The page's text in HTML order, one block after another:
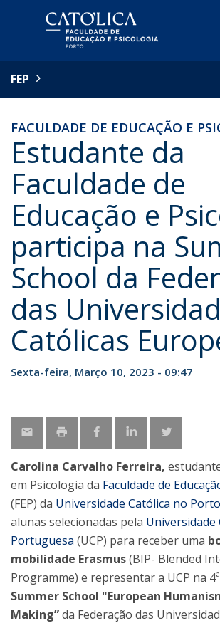
FEP
FACULDADE DE EDUCAÇÃO E
Estudante da
Faculdade de
Educação e
participa na
School da
das
Católicas
Sexta-feira, Março 10, 2023 - 09:47
Carolina Carvalho Ferreira,
em Psicologia da Faculdade de
(FEP) da Universidade Católica no Porto
alunas selecionadas pela Universidade
Portuguesa (UCP) para receber uma
mobilidade Erasmus(BIP- Blended
Programme) e representar a UCP na
Summer School "European
Making”da Federação das